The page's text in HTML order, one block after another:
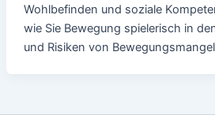
Wohlbefinden und soziale
wie Sie Bewegung spielerisch in
und Risiken von